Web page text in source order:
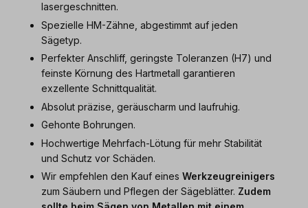
lasergeschnitten.
Spezielle HM-Zähne, abgestimmt auf jeden
Sägetyp.
Perfekter Anschliff, geringste Toleranzen (H7) und
feinste Körnung des Hartmetall garantieren
exzellente Schnittqualität.
Absolut präzise, geräuscharm und laufruhig.
Gehonte Bohrungen.
Hochwertige Mehrfach-Lötung für mehr Stabilität
und Schutz vor Schäden.
Wir empfehlen den Kauf eines Werkzeugreinigers
zum Säubern und Pflegen der Sägeblätter. Zudem